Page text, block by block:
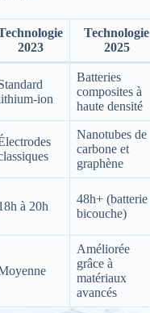
2023
Technologie
2025
ion
Batteries
composites à
haute densité
Nanotubes de
carbone et
graphène
à 20h
48h+ (batterie
bicouche)
Améliorée
grâce à
matériaux
avancés